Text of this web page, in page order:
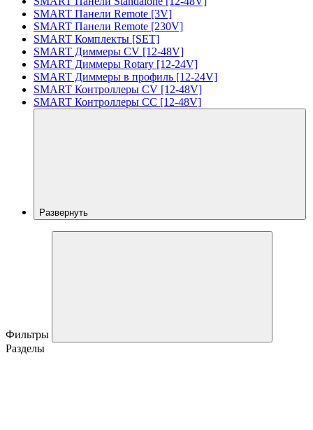
SMART Панели Remote [3V]
SMART Панели Remote [230V]
SMART Комплекты [SET]
SMART Диммеры CV [12-48V]
SMART Диммеры Rotary [12-24V]
SMART Диммеры в профиль [12-24V]
SMART Контроллеры CV [12-48V]
SMART Контроллеры CC [12-48V]
Развернуть
Фильтры
Разделы